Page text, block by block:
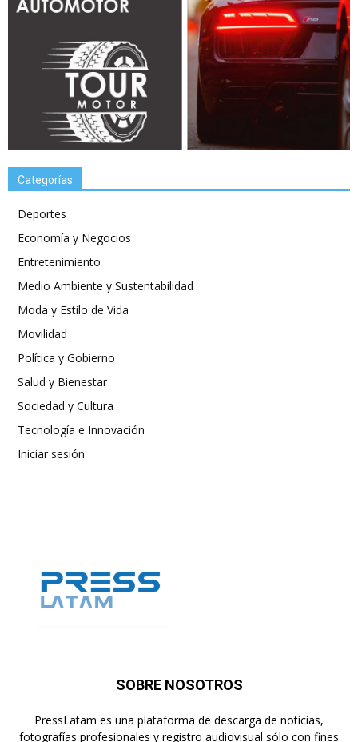
Categorías
Deportes
Economía y Negocios
Entretenimiento
Medio Ambiente y Sustentabilidad
Moda y Estilo de Vida
Movilidad
Política y Gobierno
Salud y Bienestar
Sociedad y Cultura
Tecnología e Innovación
Iniciar sesión
SOBRE NOSOTROS
PressLatam es una plataforma de descarga de noticias,
fotografías profesionales y registro audiovisual sólo con fines